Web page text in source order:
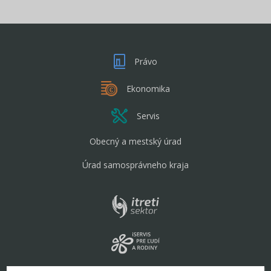
Právo
Ekonomika
Servis
Obecný a mestský úrad
Úrad samosprávneho kraja